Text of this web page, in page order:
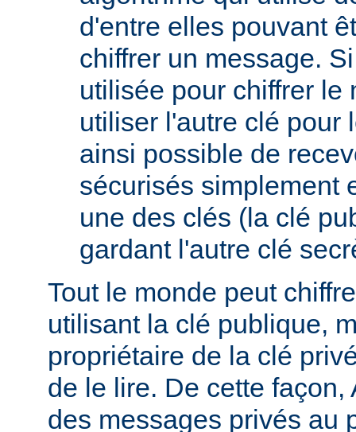
d'entre elles pouvant
chiffrer un message.
utilisée pour chiffrer le
utiliser l'autre clé pour
ainsi possible de
sécurisés simplement
une des clés (la clé
gardant l'autre clé
Tout le monde peut
utilisant la clé publique,
propriétaire de la clé
de le lire. De cette façon,
des messages privés au